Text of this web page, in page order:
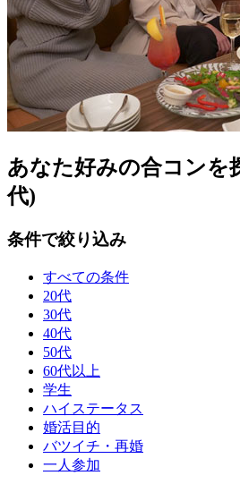
あなた好みの合コンを
代)
条件で絞り込み
すべての条件
20代
30代
40代
50代
60代以上
学生
ハイステータス
婚活目的
バツイチ・再婚
一人参加